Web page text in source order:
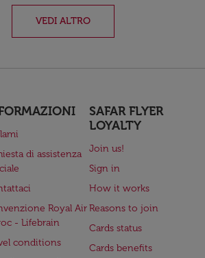
VEDI ALTRO
di assistenza
Royal Air
- Lifebrain
conditions
SAFAR FLYER
LOYALTY
Join us!
Sign in
How it works
Reasons to join
Cards status
Cards benefits